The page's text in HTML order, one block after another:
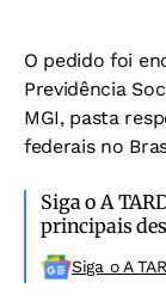
O pedido foi
Previdência
MGI, pasta
federais no
Siga o A
principais
Siga o A